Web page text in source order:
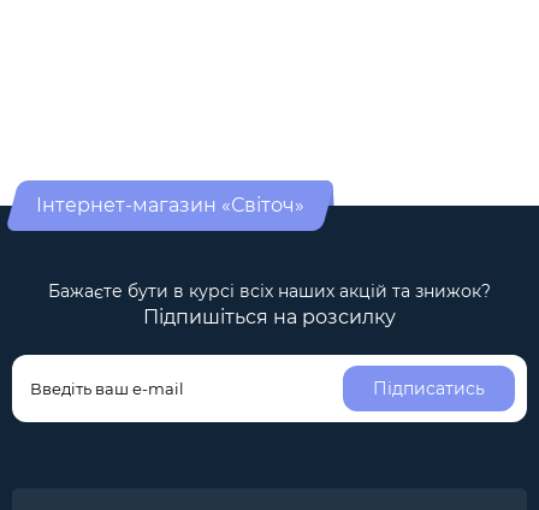
Інтернет-магазин «Світоч»
Бажаєте бути в курсі всіх наших акцій та знижок?
Підпишіться на розсилку
Підписатись